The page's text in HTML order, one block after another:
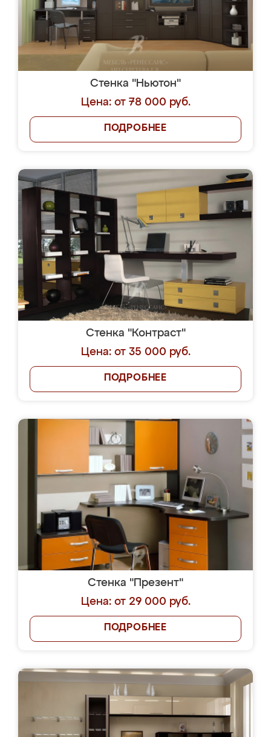
Стенка "Ньютон"
Цена: от 78 000 руб.
ПОДРОБНЕЕ
Стенка "Контраст"
Цена: от 35 000 руб.
ПОДРОБНЕЕ
Стенка "Презент"
Цена: от 29 000 руб.
ПОДРОБНЕЕ